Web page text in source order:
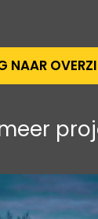
NAAR